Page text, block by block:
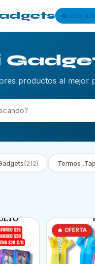
👁️
productos al mejor
(212) Termos
🔥 OFERTA